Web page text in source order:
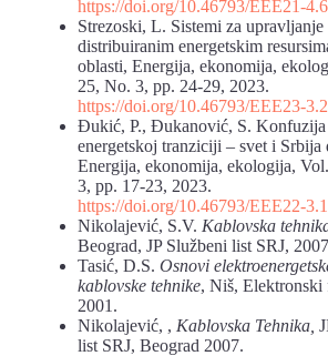
https://doi.org/10.46793/EEE21-
Strezoski, L. Sistеmi zа uprаvlјаnjе
distribuirаnim еnеrgеtskim
oblasti, Energija, ekonomija,
25, No. 3, pp. 24-29, 2023.
https://doi.org/10.46793/EEE23-
Đukić, P., Đukanović, S. Konfuzija
energetskoj tranziciji – svet i Srbija
Energija, ekonomija, ekologija,
3, pp. 17-23, 2023.
https://doi.org/10.46793/EEE22-
Nikolajević, S.V. Kablovska
Beograd, JP Službeni list SRJ,
Tasić, D.S. Osnovi
kablovske tehnike, Niš, Elektronski
2001.
Nikolajević, , Kablovska Tehnika,
list SRJ, Beograd 2007.